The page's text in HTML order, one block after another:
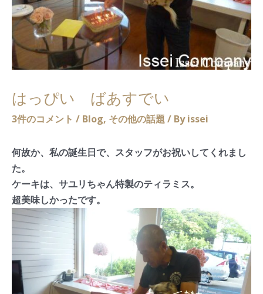
はっぴい ばあすでい
3件のコメント / Blog, その他の話題/ Byissei
何故か、私の誕生日で、スタッフがお祝いしてくれまし
た。
ケーキは、サユリちゃん特製のティラミス。
超美味しかったです。